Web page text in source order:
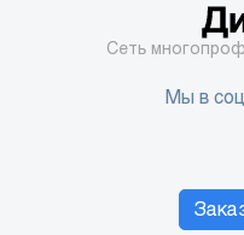
Сеть
Мы в